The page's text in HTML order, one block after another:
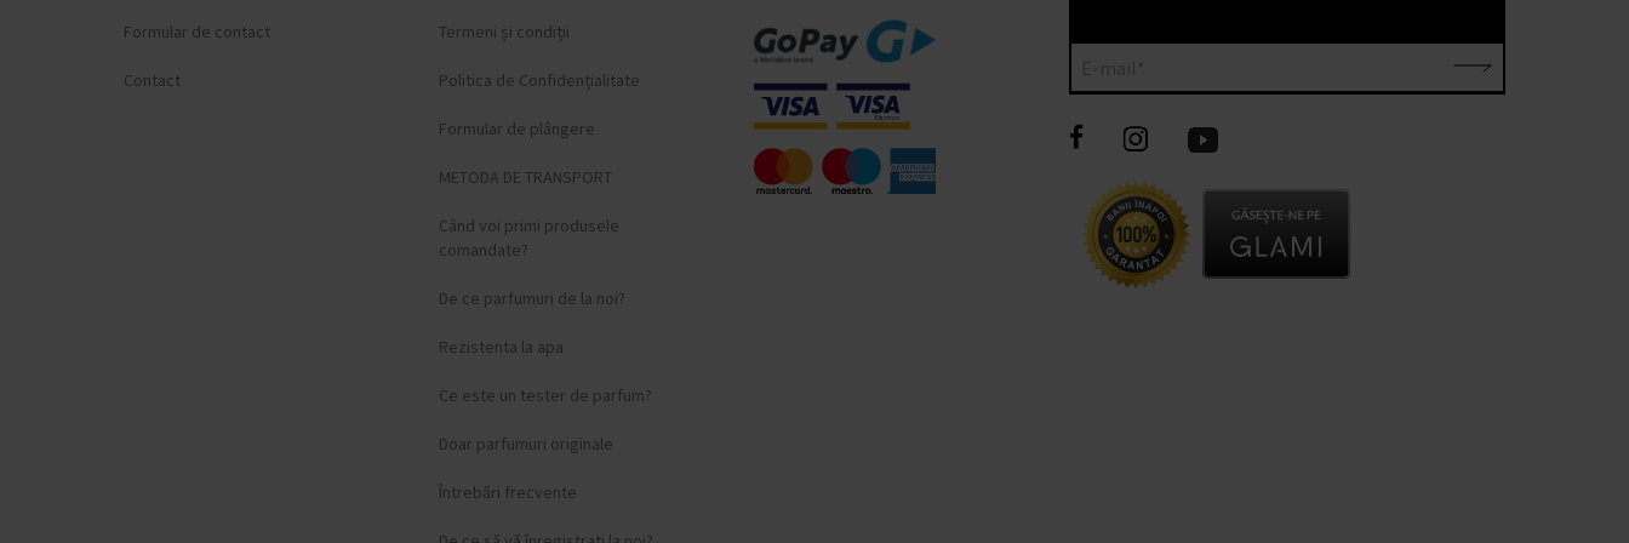
Formular de contact
Contact
Termeni și condiții
Politica de Confidențialitate
Formular de plângere
METODA DE TRANSPORT
Când voi primi produsele
comandate?
De ce parfumuri de la noi?
Rezistenta la apa
Ce este un tester de parfum?
Doar parfumuri originale
Întrebări frecvente